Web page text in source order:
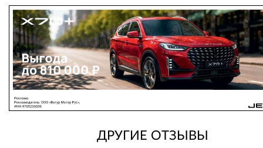
ДРУГИЕ ОТЗЫВЫ